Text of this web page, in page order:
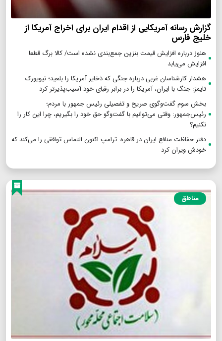
گزارش رسانه آمریکایی از اقدام ایران برای اخراج آمریکا از
خلیج فارس
هنوز درباره افزایش قیمت بنزین جمع‌بندی نشده است/ کالا برگ قطعا
افزایش می‌یابد
هشدار کارشناسان غربی درباره جنگی که ذخایر آمریکا را بلعید؛ نیویورک
تایمز: جنگ با ایران، آمریکا را در برابر رقبای خود آسیب‌پذیرتر کرد
بخش سوم گفت‌وگوی صریح و تفصیلی رئیس جمهور با مردم؛
رئیس‌جمهور: وقتی می‌توانیم با گفت‌وگو حق خود را بگیریم، چرا این کار را
نکنیم؟
دفتر حفاظت منافع ایران در قاهره: ترامپ اکنون التماس توافقی را می‌کند که
خودش ویران کرد
مناطق